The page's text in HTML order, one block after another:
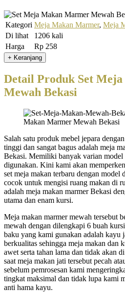
Kategori Meja Makan Marmer, Meja
Di lihat
1206 kali
Harga
Rp 258
Detail Produk Set
Mewah Bekasi
Salah satu produk mebel jepara
tinggi dan sangat bagus adalah meja
Bekasi. Memiliki banyak varian model
digunakan. Kini kami akan
set meja makan terbaru dengan model
cocok untuk mengisi ruang makan di
adalah meja makan marmer Bekasi
utama dan enam kursi.
Meja makan marmer mewah tersebut
mewah dengan dilengkapi 6 buah
baku yang kami gunakan adalah kayu
berkualitas sehingga meja makan dan
awet serta tahan lama dan tidak akan
saat meja makan jati tersebut pecah
sebelum pemrosesan kami
tingkat maksimal dan tidak lupa kami
anti hama kayu.